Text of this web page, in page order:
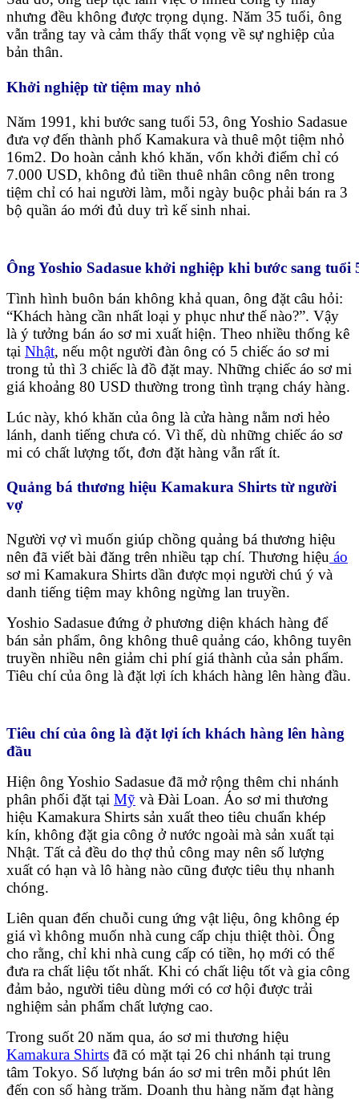
nhưng đều không được trọng dụng. Năm 35 tuổi, ông
vẫn trắng tay và cảm thấy thất vọng về sự nghiệp của
bản thân.
Khởi nghiệp từ tiệm may nhỏ
Năm 1991, khi bước sang tuổi 53, ông Yoshio Sadasue
đưa vợ đến thành phố Kamakura và thuê một tiệm nhỏ
16m2. Do hoàn cảnh khó khăn, vốn khởi điểm chỉ có
7.000 USD, không đủ tiền thuê nhân công nên trong
tiệm chỉ có hai người làm, mỗi ngày buộc phải bán ra 3
bộ quần áo mới đủ duy trì kế sinh nhai.
Ông Yoshio Sadasue khởi nghiệp khi bước sang tuổi
Tình hình buôn bán không khả quan, ông đặt câu hỏi:
“Khách hàng cần nhất loại y phục như thế nào?”. Vậy
là ý tưởng bán áo sơ mi xuất hiện. Theo nhiều thống kê
tại Nhật, nếu một người đàn ông có 5 chiếc áo sơ mi
trong tủ thì 3 chiếc là đồ đặt may. Những chiếc áo sơ mi
giá khoảng 80 USD thường trong tình trạng cháy hàng.
Lúc này, khó khăn của ông là cửa hàng nằm nơi hẻo
lánh, danh tiếng chưa có. Vì thế, dù những chiếc áo sơ
mi có chất lượng tốt, đơn đặt hàng vẫn rất ít.
Quảng bá thương hiệu Kamakura Shirts từ người
vợ
Người vợ vì muốn giúp chồng quảng bá thương hiệu
nên đã viết bài đăng trên nhiều tạp chí. Thương hiệu áo
sơ mi Kamakura Shirts dần được mọi người chú ý và
danh tiếng tiệm may không ngừng lan truyền.
Yoshio Sadasue đứng ở phương diện khách hàng để
bán sản phẩm, ông không thuê quảng cáo, không tuyên
truyền nhiều nên giảm chi phí giá thành của sản phẩm.
Tiêu chí của ông là đặt lợi ích khách hàng lên hàng đầu.
Tiêu chí của ông là đặt lợi ích khách hàng lên hàng
đầu
Hiện ông Yoshio Sadasue đã mở rộng thêm chi nhánh
phân phối đặt tại Mỹ và Đài Loan. Áo sơ mi thương
hiệu Kamakura Shirts sản xuất theo tiêu chuẩn khép
kín, không đặt gia công ở nước ngoài mà sản xuất tại
Nhật. Tất cả đều do thợ thủ công may nên số lượng
xuất có hạn và lô hàng nào cũng được tiêu thụ nhanh
chóng.
Liên quan đến chuỗi cung ứng vật liệu, ông không ép
giá vì không muốn nhà cung cấp chịu thiệt thòi. Ông
cho rằng, chỉ khi nhà cung cấp có tiền, họ mới có thể
đưa ra chất liệu tốt nhất. Khi có chất liệu tốt và gia công
đảm bảo, người tiêu dùng mới có cơ hội được trải
nghiệm sản phẩm chất lượng cao.
Trong suốt 20 năm qua, áo sơ mi thương hiệu
Kamakura Shirts đã có mặt tại 26 chi nhánh tại trung
tâm Tokyo. Số lượng bán áo sơ mi trên mỗi phút lên
đến con số hàng trăm. Doanh thu hàng năm đạt hàng